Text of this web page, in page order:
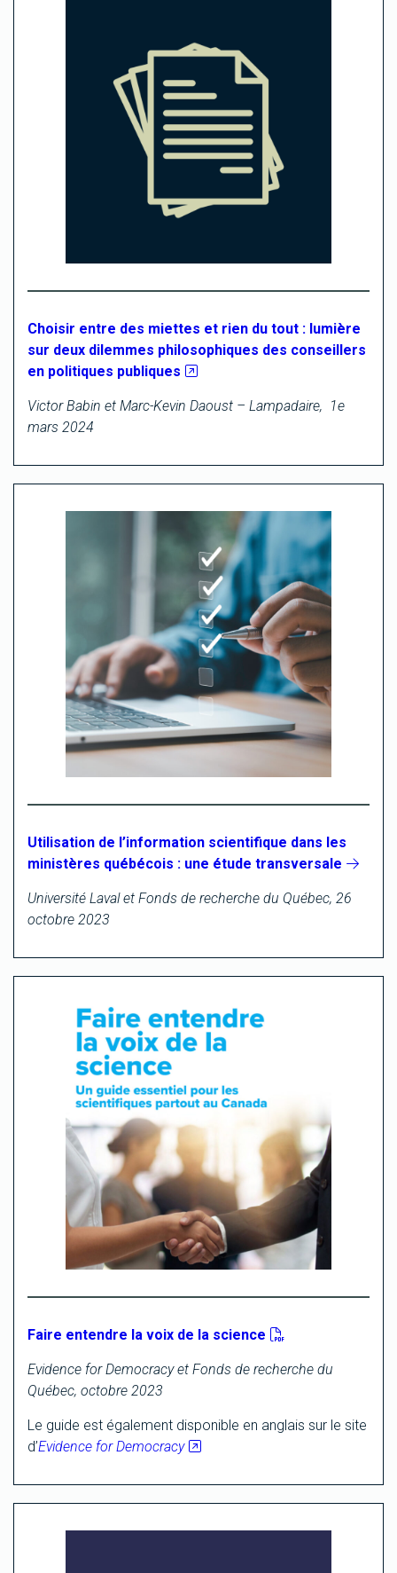
Choisir entre des miettes et rien du tout : lumière
sur deux dilemmes philosophiques des conseillers
en politiques publiques
Victor Babin et Marc-Kevin Daoust – Lampadaire, 1e
mars 2024
Utilisation de l’information scientifique dans les
ministères québécois : une étude transversale
Université Laval et Fonds de recherche du Québec, 26
octobre 2023
Faire entendre la voix de la science
Evidence for Democracy et Fonds de recherche du
Québec, octobre 2023
Le guide est également disponible en anglais sur le site
d’Evidence for Democracy